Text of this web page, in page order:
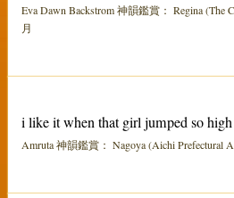
Eva Dawn Backstrom 神韻鑑賞： Regina (The
月
i like it when that girl jumped so high
Amruta 神韻鑑賞： Nagoya (Aichi Prefectural